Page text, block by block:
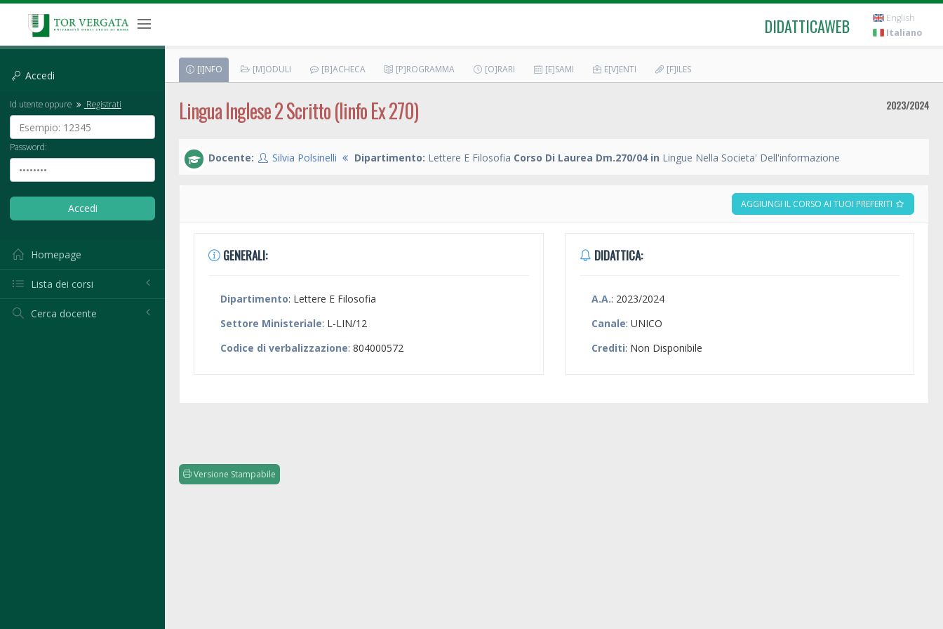
DIDATTICAWEB
English
Italiano
Accedi
Id utente oppure Registrati
Password:
Homepage
Lista dei corsi
Cerca docente
[I]NFO [M]ODULI [B]ACHECA [P]ROGRAMMA [O]RARI [E]SAMI E[V]ENTI [F]ILES
Lingua Inglese 2 Scritto (linfo Ex 270) 2023/2024
Docente: Silvia Polsinelli Dipartimento: Lettere E Filosofia Corso Di Laurea Dm.270/04 in Lingue Nella Societa' Dell'informazione
AGGIUNGI IL CORSO AI TUOI PREFERITI
GENERALI:
Dipartimento: Lettere E Filosofia
Settore Ministeriale: L-LIN/12
Codice di verbalizzazione: 804000572
DIDATTICA:
A.A.: 2023/2024
Canale: UNICO
Crediti: Non Disponibile
Versione Stampabile